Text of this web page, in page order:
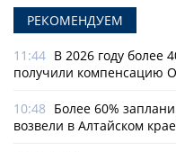
РЕКОМЕНДУЕМ
11:44 В 2026 году более
получили компенсацию
10:48 Более 60%
возвели в Алтайском крае